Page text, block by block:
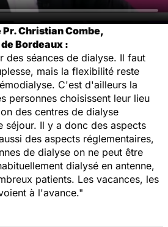
Christian Combe,
Bordeaux :
des séances de dialyse. Il faut
mais la flexibilité reste
C'est d'ailleurs la
personnes choisissent leur lieu
des centres de dialyse
séjour. Il y a donc des aspects
des aspects réglementaires,
de dialyse on ne peut être
dialysé en antenne,
patients. Les vacances, les
à l'avance."